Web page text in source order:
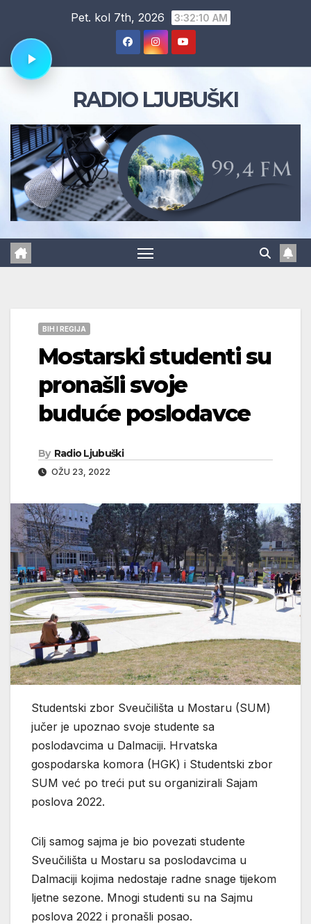
content
Pet. kol 7th, 2026 3:32:11 AM
RADIO LJUBUŠKI
BIH I REGIJA
Mostarski studenti su
pronašli svoje
buduće poslodavce
By Radio Ljubuški
OŽU 23, 2022
Studentski zbor Sveučilišta u Mostaru (SUM)
jučer je upoznao svoje studente sa
poslodavcima u Dalmaciji. Hrvatska
gospodarska komora (HGK) i Studentski zbor
SUM već po treći put su organizirali Sajam
poslova 2022.
Cilj samog sajma je bio povezati studente
Sveučilišta u Mostaru sa poslodavcima u
Dalmaciji kojima nedostaje radne snage tijekom
ljetne sezone. Mnogi studenti su na Sajmu
poslova 2022 i pronašli posao.